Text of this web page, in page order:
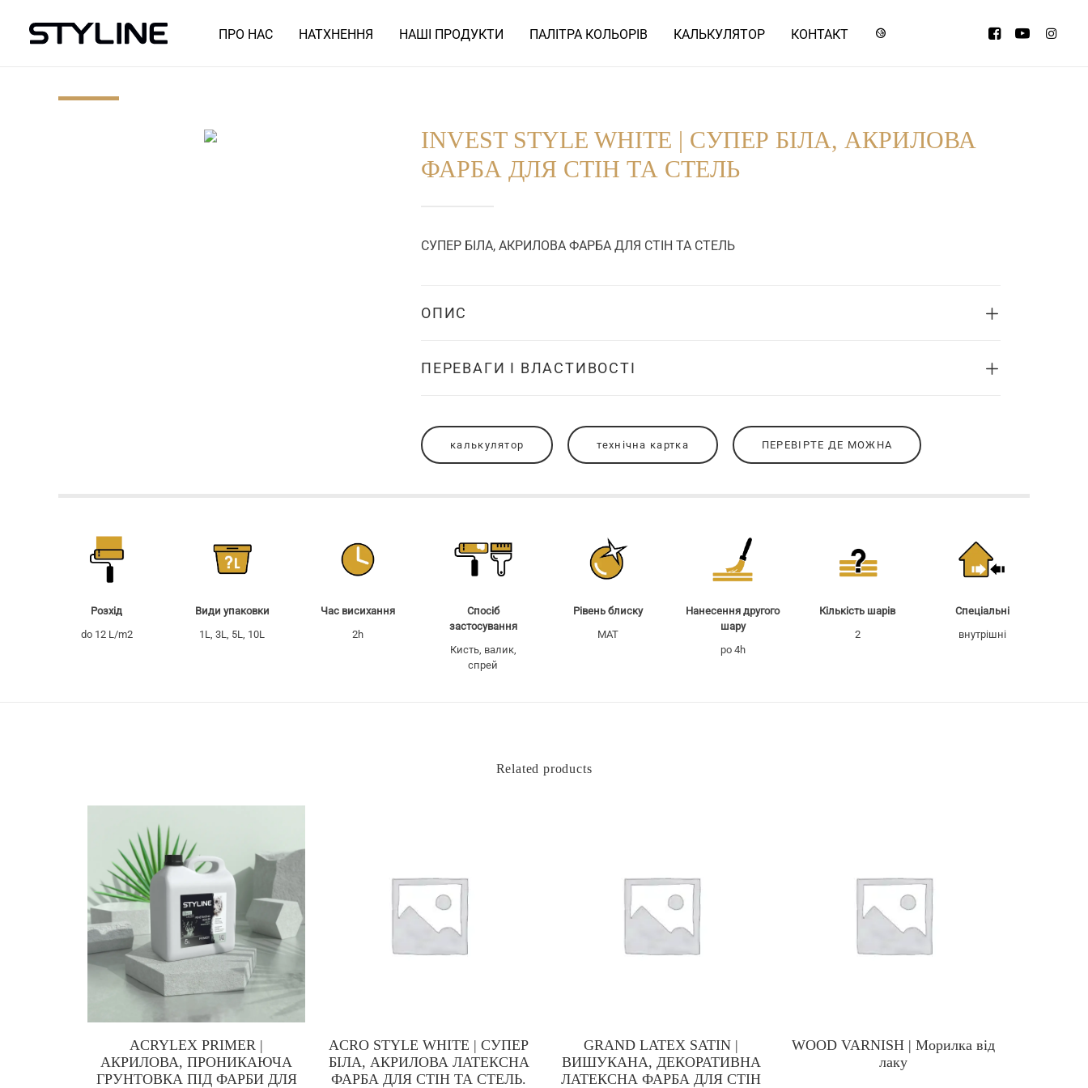
ПРО НАС НАТХНЕННЯ НАШІ ПРОДУКТИ ПАЛІТРА КОЛЬОРІВ КАЛЬКУЛЯТОР КОНТАКТ
INVEST STYLE WHITE | СУПЕР БІЛА, АКРИЛОВА
ФАРБА ДЛЯ СТІН ТА СТЕЛЬ
СУПЕР БІЛА, АКРИЛОВА ФАРБА ДЛЯ СТІН ТА СТЕЛЬ
ОПИС
ПЕРЕВАГИ І ВЛАСТИВОСТІ
калькулятор технічна картка ПЕРЕВІРТЕ ДЕ МОЖНА
Pозхід
do 12 L/m2
Види упаковки
1L, 3L, 5L, 10L
Час висихання
2h
Спосіб
застосування
Кисть, валик,
спрей
Рівень блиску
MAT
Нанесення другого
шару
po 4h
Кількість шарів
2
Спеціальні
внутрішні
Related products
ACRYLEX PRIMER |
АКРИЛОВА, ПРОНИКАЮЧА
ГРУНТОВКА ПІД ФАРБИ ДЛЯ
ACRO STYLE WHITE | СУПЕР
БІЛА, АКРИЛОВА ЛАТЕКСНА
ФАРБА ДЛЯ СТІН ТА СТЕЛЬ.
GRAND LATEX SATIN |
ВИШУКАНА, ДЕКОРАТИВНА
ЛАТЕКСНА ФАРБА ДЛЯ СТІН
WOOD VARNISH | Морилка від
лаку